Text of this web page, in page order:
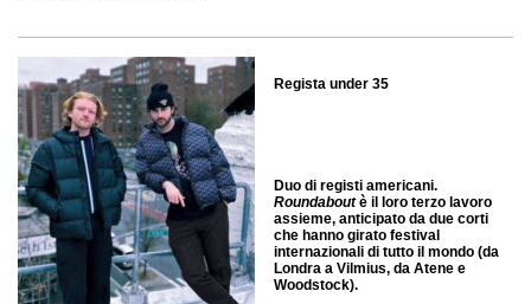
Regista under 35
Duo di registi americani.
Roundaboutè il loro terzo lavoro
assieme, anticipato da due corti
che hanno girato festival
internazionali di tutto il mondo (da
Londra a Vilmius, da Atene e
Woodstock).